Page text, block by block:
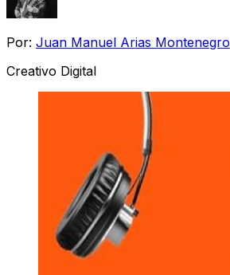
Por: Juan Manuel Arias Montenegro
Creativo Digital